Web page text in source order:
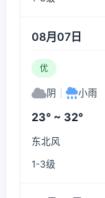
08月07日
优
阴 小雨
23° ~ 32°
东北风
1-3级